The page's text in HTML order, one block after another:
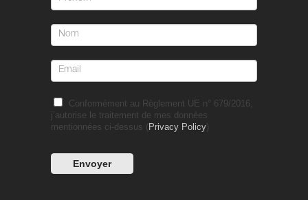
Conformément au Règlement UE n° 679/2016,
j’autorise le traitement de mes données
mentionnées ci-dessus (Privacy Policy)